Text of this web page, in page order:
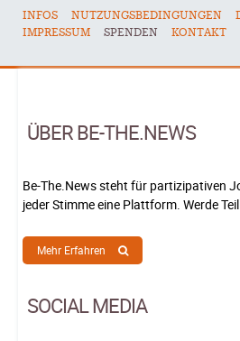
INFOS NUTZUNGSBEDINGUNGEN
IMPRESSUM
SPENDEN KONTAKT
ÜBER BE-THE.NEWS
Be-The.News steht für partizipativen
jeder Stimme eine Plattform. Werde
Mehr Erfahren
SOCIAL MEDIA